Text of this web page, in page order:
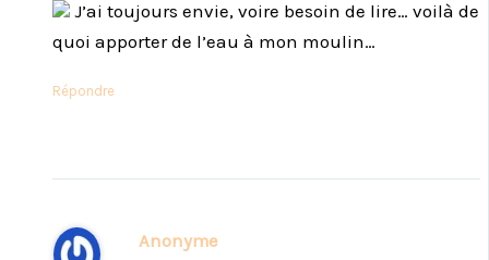
J’ai toujours envie, voire besoin de lire… voilà de
quoi apporter de l’eau à mon moulin…
Répondre
Anonyme